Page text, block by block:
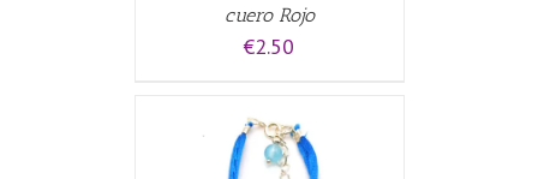
cuero Rojo
€2.50